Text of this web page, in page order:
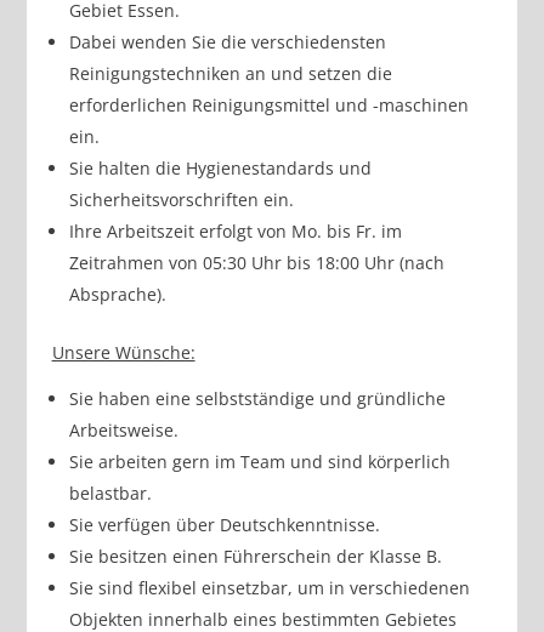
Gebiet Essen.
Dabei wenden Sie die verschiedensten
Reinigungstechniken an und setzen die
erforderlichen Reinigungsmittel und -maschinen
ein.
Sie halten die Hygienestandards und
Sicherheitsvorschriften ein.
Ihre Arbeitszeit erfolgt von Mo. bis Fr. im
Zeitrahmen von 05:30 Uhr bis 18:00 Uhr (nach
Absprache).
Unsere Wünsche:
Sie haben eine selbstständige und gründliche
Arbeitsweise.
Sie arbeiten gern im Team und sind körperlich
belastbar.
Sie verfügen über Deutschkenntnisse.
Sie besitzen einen Führerschein der Klasse B.
Sie sind flexibel einsetzbar, um in verschiedenen
Objekten innerhalb eines bestimmten Gebietes